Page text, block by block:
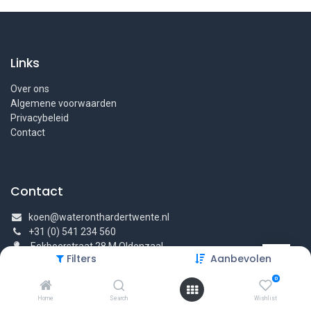
Filters Aanbevolen
Home Search
0
Wishlist
Links
Over ons
Algemene voorwaarden
Privacybeleid
Contact
Contact
koen@wateronthardertwente.nl
+31 (0) 541 234 560
Eekboerstraat 28 M Oldenzaal